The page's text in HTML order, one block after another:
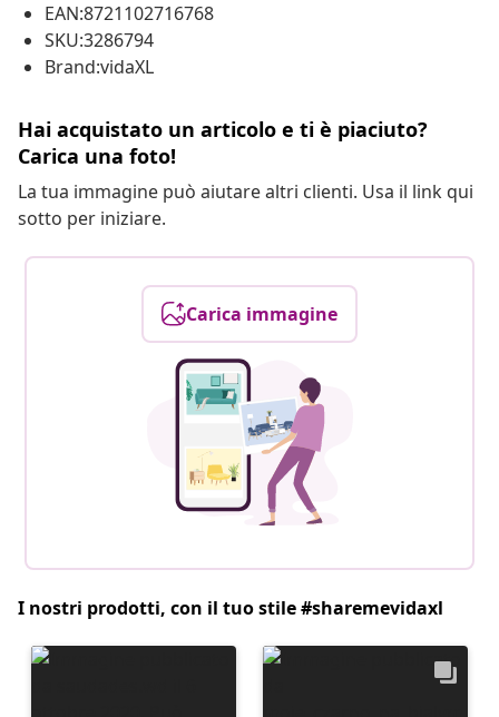
EAN:8721102716768
SKU:3286794
Brand:vidaXL
Hai acquistato un articolo e ti è piaciuto?
Carica una foto!
La tua immagine può aiutare altri clienti. Usa il link qui
sotto per iniziare.
Carica immagine
I nostri prodotti, con il tuo stile #sharemevidaxl